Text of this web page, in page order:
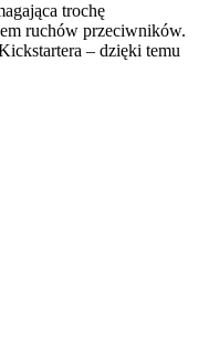
trochę
ruchów przeciwników.
– dzięki temu